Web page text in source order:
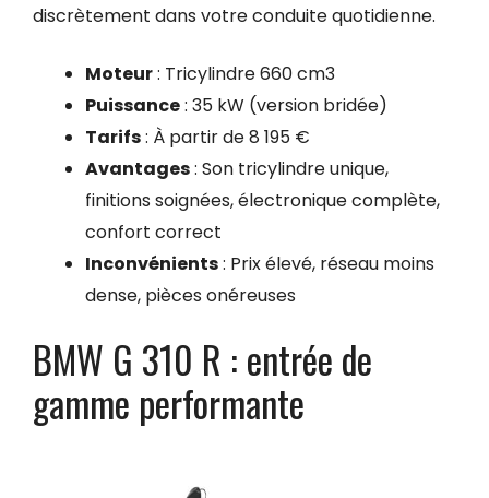
discrètement dans votre conduite quotidienne.
Moteur: Tricylindre 660 cm3
Puissance: 35 kW (version bridée)
Tarifs: À partir de 8 195 €
Avantages: Son tricylindre unique,
finitions soignées, électronique complète,
confort correct
Inconvénients: Prix élevé, réseau moins
dense, pièces onéreuses
BMW G 310 R : entrée de
gamme performante